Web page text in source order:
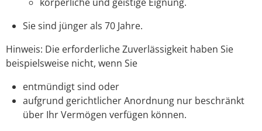
Sie sind jünger als 70 Jahre.
Hinweis: Die erforderliche Zuverlässigkeit haben Sie
beispielsweise nicht, wenn Sie
entmündigt sind oder
aufgrund gerichtlicher Anordnung nur beschränkt
über Ihr Vermögen verfügen können.